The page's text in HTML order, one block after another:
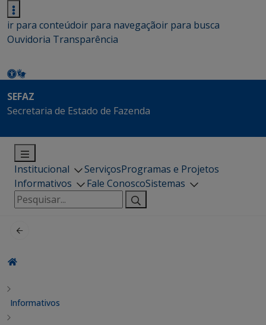
ir para conteúdoir para navegaçãoir para busca
Ouvidoria Transparência
SEFAZ
Secretaria de Estado de Fazenda
Institucional ServiçosProgramas e Projetos
Informativos
Fale ConoscoSistemas
Pesquisar
por:
Informativos